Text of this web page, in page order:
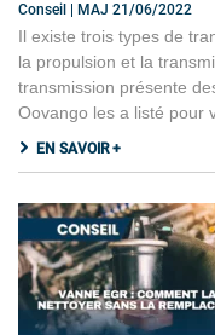
Conseil | MAJ 21/06/2022
Il existe trois types de
la propulsion et la
transmission présente
Oovango les a listé pour
EN SAVOIR +